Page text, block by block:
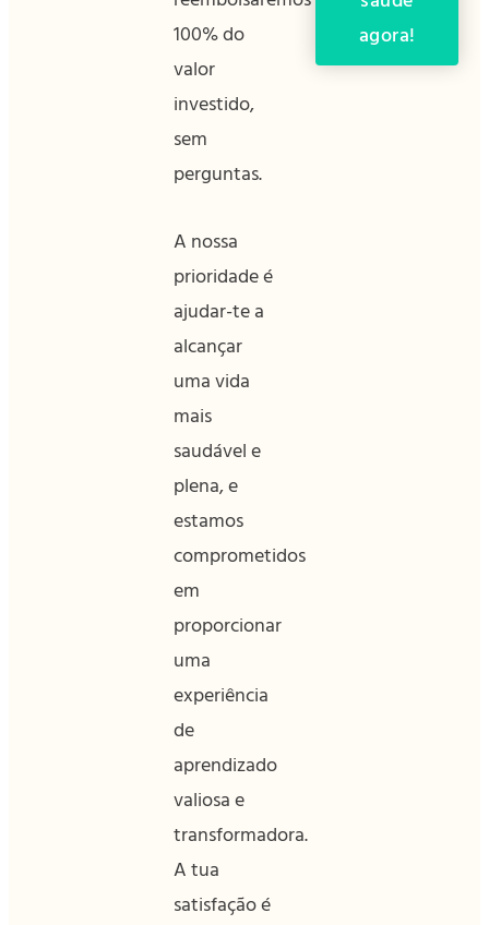
100% do
valor
investido,
sem
perguntas.
A nossa
prioridade é
ajudar-te a
alcançar
uma vida
mais
saudável e
plena, e
estamos
comprometidos
em
proporcionar
uma
experiência
de
aprendizado
valiosa e
transformadora.
A tua
satisfação é
agora!